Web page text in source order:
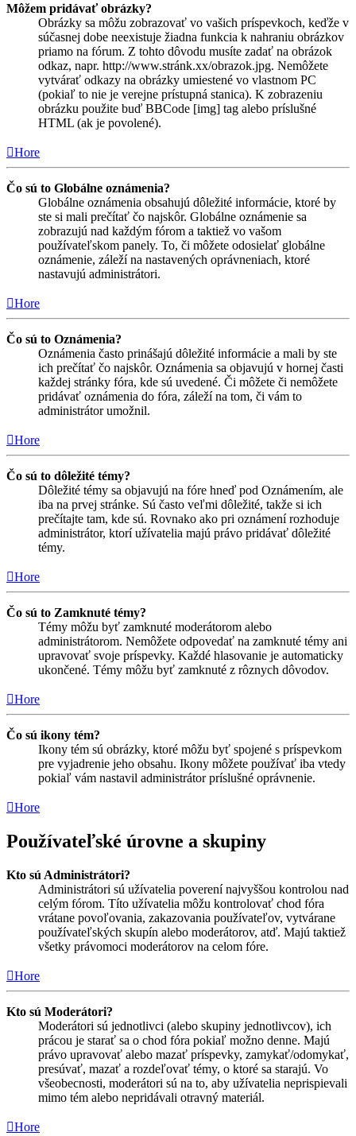
Môžem pridávať obrázky?
Obrázky sa môžu zobrazovať vo vašich príspevkoch, keďže v
súčasnej dobe neexistuje žiadna funkcia k nahraniu obrázkov
priamo na fórum. Z tohto dôvodu musíte zadať na obrázok
odkaz, napr. http://www.stránk.xx/obrazok.jpg. Nemôžete
vytvárať odkazy na obrázky umiestené vo vlastnom PC
(pokiaľ to nie je verejne prístupná stanica). K zobrazeniu
obrázku použite buď BBCode [img] tag alebo príslušné
HTML (ak je povolené).
Hore
Čo sú to Globálne oznámenia?
Globálne oznámenia obsahujú dôležité informácie, ktoré by
ste si mali prečítať čo najskôr. Globálne oznámenie sa
zobrazujú nad každým fórom a taktiež vo vašom
používateľskom panely. To, či môžete odosielať globálne
oznámenie, záleží na nastavených oprávneniach, ktoré
nastavujú administrátori.
Hore
Čo sú to Oznámenia?
Oznámenia často prinášajú dôležité informácie a mali by ste
ich prečítať čo najskôr. Oznámenia sa objavujú v hornej časti
každej stránky fóra, kde sú uvedené. Či môžete či nemôžete
pridávať oznámenia do fóra, záleží na tom, či vám to
administrátor umožnil.
Hore
Čo sú to dôležité témy?
Dôležité témy sa objavujú na fóre hneď pod Oznámením, ale
iba na prvej stránke. Sú často veľmi dôležité, takže si ich
prečítajte tam, kde sú. Rovnako ako pri oznámení rozhoduje
administrátor, ktorí užívatelia majú právo pridávať dôležité
témy.
Hore
Čo sú to Zamknuté témy?
Témy môžu byť zamknuté moderátorom alebo
administrátorom. Nemôžete odpovedať na zamknuté témy ani
upravovať svoje príspevky. Každé hlasovanie je automaticky
ukončené. Témy môžu byť zamknuté z rôznych dôvodov.
Hore
Čo sú ikony tém?
Ikony tém sú obrázky, ktoré môžu byť spojené s príspevkom
pre vyjadrenie jeho obsahu. Ikony môžete používať iba vtedy
pokiaľ vám nastavil administrátor príslušné oprávnenie.
Hore
Používateľské úrovne a skupiny
Kto sú Administrátori?
Administrátori sú užívatelia poverení najvyššou kontrolou nad
celým fórom. Títo užívatelia môžu kontrolovať chod fóra
vrátane povoľovania, zakazovania používateľov, vytvárane
používateľských skupín alebo moderátorov, atď. Majú taktiež
všetky právomoci moderátorov na celom fóre.
Hore
Kto sú Moderátori?
Moderátori sú jednotlivci (alebo skupiny jednotlivcov), ich
prácou je starať sa o chod fóra pokiaľ možno denne. Majú
právo upravovať alebo mazať príspevky, zamykať/odomykať,
presúvať, mazať a rozdeľovať témy, o ktoré sa starajú. Vo
všeobecnosti, moderátori sú na to, aby užívatelia neprispievali
mimo tém alebo nepridávali otravný materiál.
Hore